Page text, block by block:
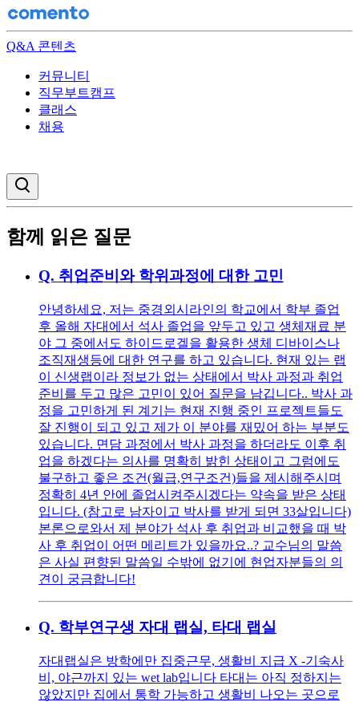
Q&A 콘텐츠
커뮤니티
직무부트캠프
클래스
채용
함께 읽은 질문
Q. 취업준비와 학위과정에 대한 고민
안녕하세요, 저는 중경외시라인의 학교에서 학부 졸업
후 올해 자대에서 석사 졸업을 앞두고 있고 생체재료 분
야 그 중에서도 하이드로겔을 활용한 생체 디바이스나
조직재생등에 대한 연구를 하고 있습니다. 현재 있는 랩
이 신생랩이라 정보가 없는 상태에서 박사 과정과 취업
준비를 두고 많은 고민이 있어 질문을 남깁니다.. 박사 과
정을 고민하게 된 계기는 현재 진행 중인 프로젝트들도
잘 진행이 되고 있고 제가 이 분야를 재밌어 하는 부분도
있습니다. 면담 과정에서 박사 과정을 하더라도 이후 취
업을 하겠다는 의사를 명확히 밝힌 상태이고 그럼에도
불구하고 좋은 조건(월급,연구조건)들을 제시해주시며
정확히 4년 안에 졸업시켜주시겠다는 약속을 받은 상태
입니다. (참고로 남자이고 박사를 받게 되면 33살입니다)
본론으로와서 제 분야가 석사 후 취업과 비교했을 때 박
사 후 취업이 어떤 메리트가 있을까요..? 교수님의 말씀
은 사실 편향된 말씀일 수밖에 없기에 현업자분들의 의
견이 궁금합니다!
Q. 학부연구생 자대 랩실, 타대 랩실
자대랩실은 방학에만 집중근무, 생활비 지급 X -기숙사
비, 야근까지 있는 wet lab입니다 타대는 아직 정하지는
않았지만 집에서 통학 가능하고 생활비 나오는 곳으로